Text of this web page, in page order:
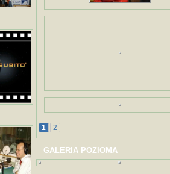
1 2
GALERIA POZIOMA